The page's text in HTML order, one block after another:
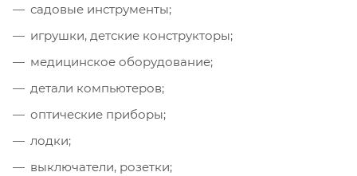
садовые инструменты;
игрушки, детские конструкторы;
медицинское оборудование;
детали компьютеров;
оптические приборы;
лодки;
выключатели, розетки;